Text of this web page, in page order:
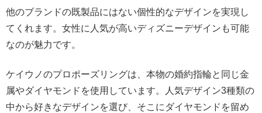
他のブランドの既製品にはない個性的なデザインを実現し
てくれます。女性に人気が高いディズニーデザインも可能
なのが魅力です。
ケイウノのプロポーズリングは、本物の婚約指輪と同じ金
属やダイヤモンドを使用しています。人気デザイン3種類の
中から好きなデザインを選び、そこにダイヤモンドを留め